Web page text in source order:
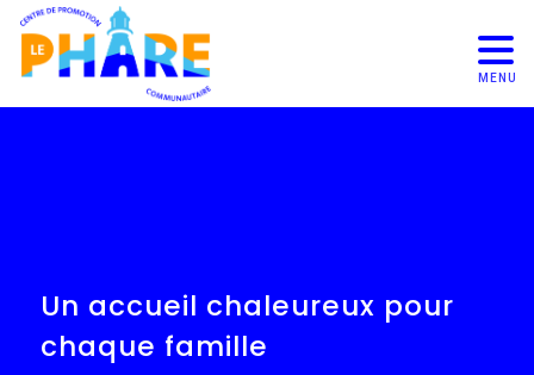
MENU
Un accueil chaleureux pour
chaque famille